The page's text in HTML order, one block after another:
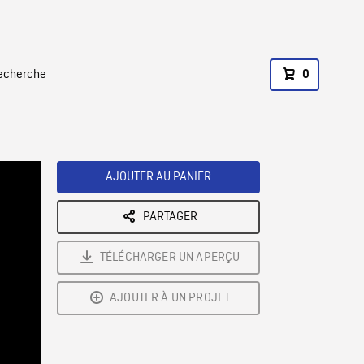
0
AJOUTER AU PANIER
PARTAGER
TÉLÉCHARGER UN APERÇU
AJOUTER À UN PROJET